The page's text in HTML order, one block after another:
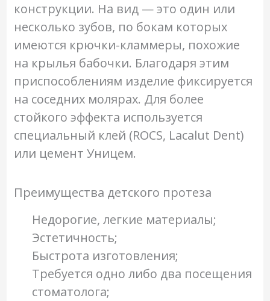
конструкции. На вид — это один или
несколько зубов, по бокам которых
имеются крючки-кламмеры, похожие
на крылья бабочки. Благодаря этим
приспособлениям изделие фиксируется
на соседних молярах. Для более
стойкого эффекта используется
специальный клей (ROCS, Lacalut Dent)
или цемент Уницем.
Преимущества детского протеза
Недорогие, легкие материалы;
Эстетичность;
Быстрота изготовления;
Требуется одно либо два посещения
стоматолога;